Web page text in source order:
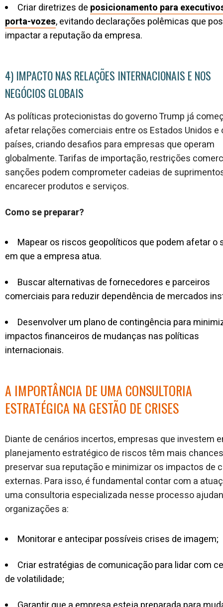
Criar diretrizes de posicionamento para
porta-vozes, evitando declarações polêmicas que
impactar a reputação da empresa.
4) IMPACTO NAS RELAÇÕES INTERNACIONAIS E NOS
NEGÓCIOS GLOBAIS
As políticas protecionistas do governo Trump já
afetar relações comerciais entre os Estados Unidos e
países, criando desafios para empresas que operam
globalmente. Tarifas de importação, restrições
sanções podem comprometer cadeias de
encarecer produtos e serviços.
Como se preparar?
Mapear os riscos geopolíticos que podem afetar o
em que a empresa atua.
Buscar alternativas de fornecedores e parceiros
comerciais para reduzir dependência de mercados
Desenvolver um plano de contingência para
impactos financeiros de mudanças nas políticas
internacionais.
A IMPORTÂNCIA DE UMA CONSULTORIA
ESTRATÉGICA NA GESTÃO DE CRISES
Diante de cenários incertos, empresas que investem
planejamento estratégico de riscos têm mais
preservar sua reputação e minimizar os impactos de
externas. Para isso, é fundamental contar com a
uma consultoria especializada nesse processo
organizações a:
Monitorar e antecipar possíveis crises de imagem;
Criar estratégias de comunicação para lidar com
de volatilidade;